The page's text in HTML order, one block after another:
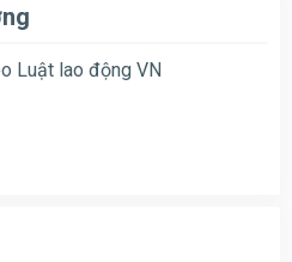
Luật lao động VN